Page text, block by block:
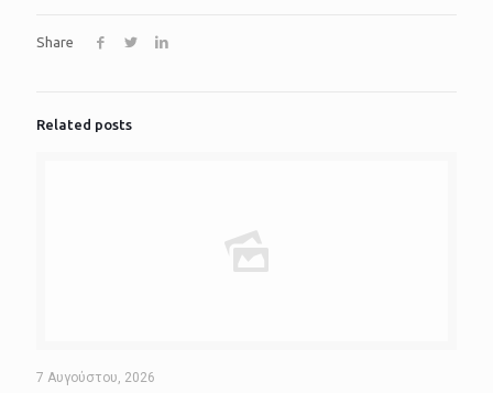
Share
Related posts
7 Αυγούστου, 2026